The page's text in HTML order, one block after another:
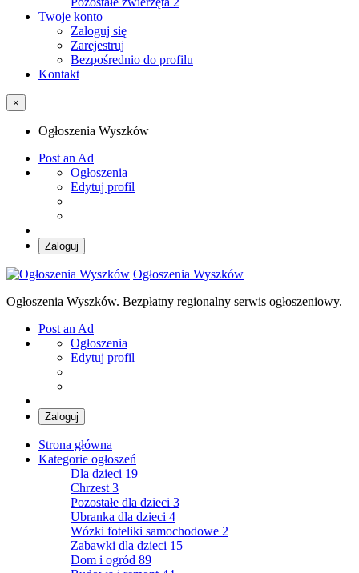
Twoje konto
Zaloguj się
Zarejestruj
Bezpośrednio do profilu
Kontakt
×
Ogłoszenia Wyszków
Post an Ad
Ogłoszenia
Edytuj profil
Zaloguj
Ogłoszenia Wyszków
Ogłoszenia Wyszków. Bezpłatny regionalny serwis ogłoszeniowy.
Post an Ad
Ogłoszenia
Edytuj profil
Zaloguj
Strona główna
Kategorie ogłoszeń
Dla dzieci 19
Chrzest 3
Pozostałe dla dzieci 3
Ubranka dla dzieci 4
Wózki foteliki samochodowe 2
Zabawki dla dzieci 15
Dom i ogród 89